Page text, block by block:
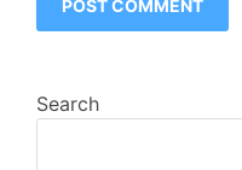
Search